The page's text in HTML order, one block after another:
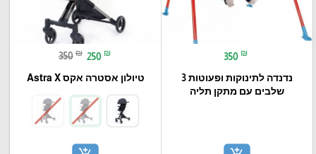
350 ₪
נדנדה לתינוקות ופעוטות 3
שלבים עם מתקן תליה
350 ₪ 250 ₪
טיולון אסטרה אקס Astra X